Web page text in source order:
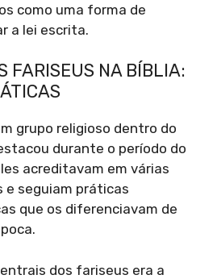
como uma forma de
a lei escrita.
FARISEUS NA BÍBLIA:
grupo religioso dentro do
durante o período do
acreditavam em várias
seguiam práticas
que os diferenciavam de
dos fariseus era a